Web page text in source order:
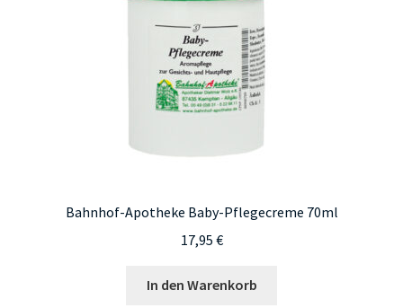
Bahnhof-Apotheke Baby-Pflegecreme 70ml
17,95 €
In den Warenkorb